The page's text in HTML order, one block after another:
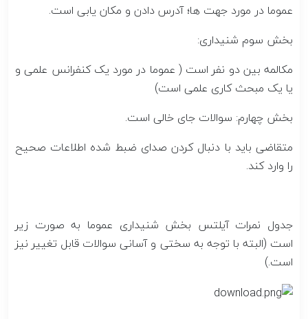
عموما در مورد جهت ها؛ آدرس دادن و مکان یابی است.
بخش سوم شنیداری:
مکالمه بین دو نفر است ( عموما در مورد یک کنفرانس علمی و
یا یک مبحث کاری علمی است)
بخش چهارم: سوالات جای خالی است.
متقاضی باید با دنبال کردن صدای ضبط شده اطلاعات صحیح
را وارد کند.
جدول نمرات آیلتس بخش شنیداری عموما به صورت زیر
است (البته با توجه به سختی و آسانی سوالات قابل تغییر نیز
است.)